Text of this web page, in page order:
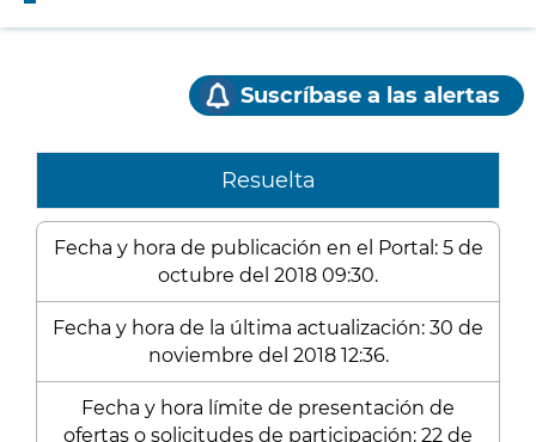
Suscríbase a las alertas
Resuelta
Fecha y hora de publicación en el Portal: 5 de
octubre del 2018 09:30.
Fecha y hora de la última actualización: 30 de
noviembre del 2018 12:36.
Fecha y hora límite de presentación de
ofertas o solicitudes de participación: 22 de